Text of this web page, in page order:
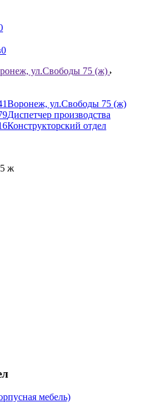
0
ул.Свободы 75 (ж)
Воронеж, ул.Свободы 75 (ж)
Диспетчер производства
Конструкторский отдел
ж